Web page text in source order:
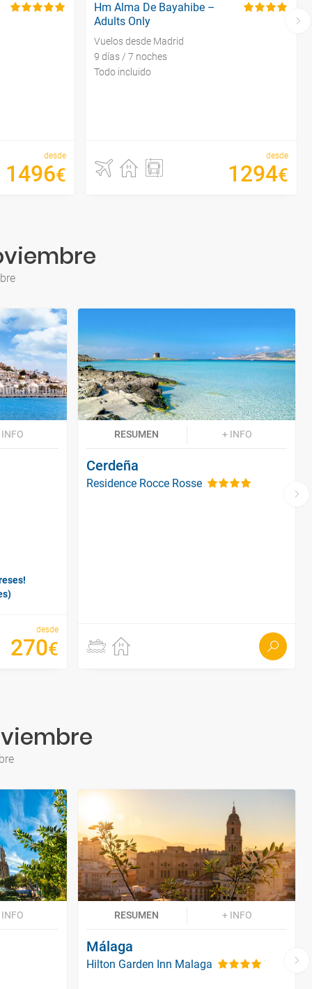
desde
1496€
Hm Alma De Bayahibe –
Adults Only
Vuelos desde Madrid
9 días / 7 noches
Todo incluido
desde
1294€
desde
270€
RESUMEN + INFO
Cerdeña
Residence Rocce Rosse
RESUMEN + INFO
Málaga
Hilton Garden Inn Malaga